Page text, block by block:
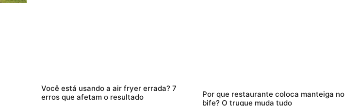
Você está usando a air fryer errada? 7
erros que afetam o resultado
Por que restaurante coloca manteiga no
bife? O truque muda tudo